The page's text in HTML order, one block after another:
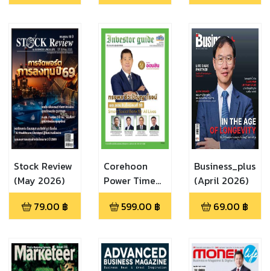
Stock Review
(May 2026)
79.00 ฿
Corehoon
Power Time
(Investor
Guide Issue
193)
599.00 ฿
Business_plus
(April 2026)
69.00 ฿